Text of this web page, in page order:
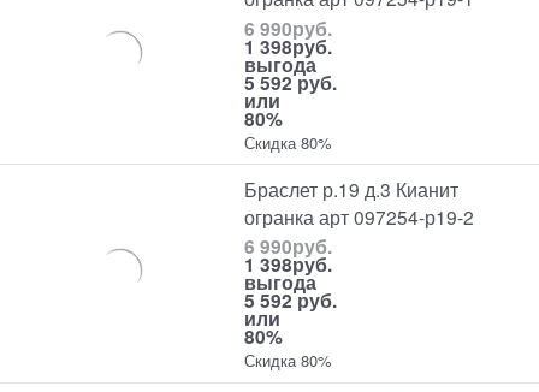
6 990руб.
1 398руб.
выгода
5 592 руб.
или
80%
Скидка 80%
Браслет р.19 д.3 Кианит
огранка арт 097254-р19-2
6 990руб.
1 398руб.
выгода
5 592 руб.
или
80%
Скидка 80%